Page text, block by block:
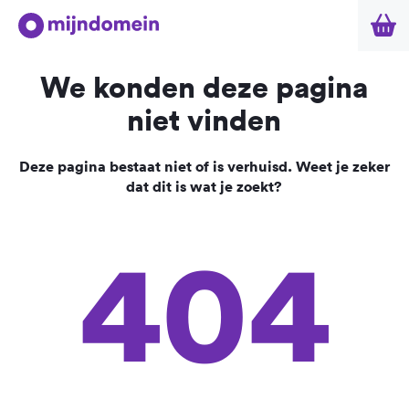
We konden deze pagina
niet vinden
Deze pagina bestaat niet of is verhuisd. Weet je zeker
dat dit is wat je zoekt?
404